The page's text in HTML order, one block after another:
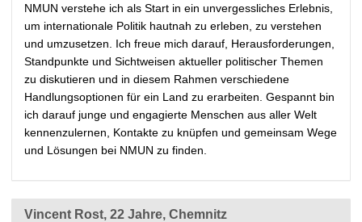
NMUN verstehe ich als Start in ein unvergessliches Erlebnis,
um internationale Politik hautnah zu erleben, zu verstehen
und umzusetzen. Ich freue mich darauf, Herausforderungen,
Standpunkte und Sichtweisen aktueller politischer Themen
zu diskutieren und in diesem Rahmen verschiedene
Handlungsoptionen für ein Land zu erarbeiten. Gespannt bin
ich darauf junge und engagierte Menschen aus aller Welt
kennenzulernen, Kontakte zu knüpfen und gemeinsam Wege
und Lösungen bei NMUN zu finden.
Vincent Rost, 22 Jahre, Chemnitz